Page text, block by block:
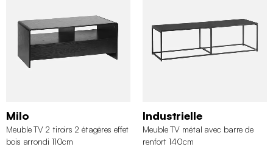
Milo
Meuble TV 2 tiroirs 2 étagères effet
bois arrondi 110cm
Industrielle
Meuble TV métal avec barre de
renfort 140cm